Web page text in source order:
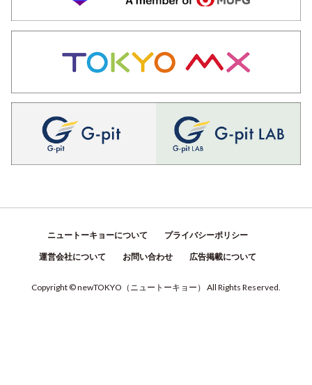
ニュートーキョーについて プライバシーポリシー
運営会社について お問い合わせ 広告掲載について
Copyright © newTOKYO （ ニュートーキョー ） All Rights Reserved.